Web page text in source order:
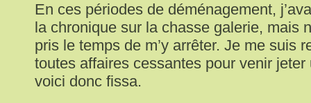
En ces périodes de déménagement,
la chronique sur la chasse galerie, mais
pris le temps de m’y arrêter. Je me suis
toutes affaires cessantes pour venir
voici donc fissa.